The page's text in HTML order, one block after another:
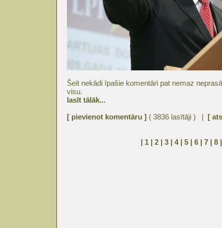
Šeit nekādi īpašie komentāri pat nemaz
visu.
lasīt tālāk...
[ pievienot komentāru ] ( 3836 lasītāji ) | [
| 1 | 2| 3| 4| 5| 6| 7| 8